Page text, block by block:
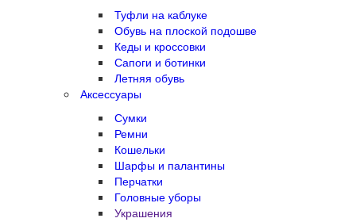
Туфли на каблуке
Обувь на плоской подошве
Кеды и кроссовки
Сапоги и ботинки
Летняя обувь
Аксессуары
Сумки
Ремни
Кошельки
Шарфы и палантины
Перчатки
Головные уборы
Украшения